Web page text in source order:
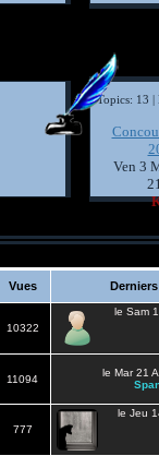
Topics: 13 |
Ven 3
Vues
10322
le Sam
11094
le Mar 21
777
le Jeu